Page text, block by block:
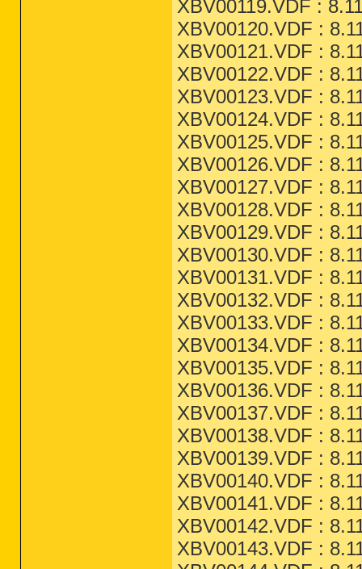
XBV00119.VDF :
XBV00120.VDF :
XBV00121.VDF :
XBV00122.VDF :
XBV00123.VDF :
XBV00124.VDF :
XBV00125.VDF :
XBV00126.VDF :
XBV00127.VDF :
XBV00128.VDF :
XBV00129.VDF :
XBV00130.VDF :
XBV00131.VDF :
XBV00132.VDF :
XBV00133.VDF :
XBV00134.VDF :
XBV00135.VDF :
XBV00136.VDF :
XBV00137.VDF :
XBV00138.VDF :
XBV00139.VDF :
XBV00140.VDF :
XBV00141.VDF :
XBV00142.VDF :
XBV00143.VDF :